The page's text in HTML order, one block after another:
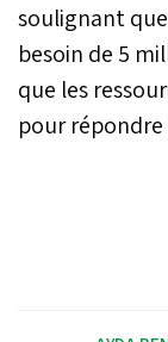
soulignant
besoin de 5
que les
pour